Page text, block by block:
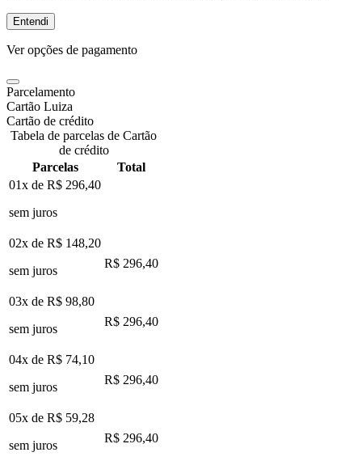
Entendi
Ver opções de pagamento
Parcelamento
Cartão Luiza
Cartão de crédito
Tabela de parcelas de Cartão
de crédito
Parcelas
Total
01x de R$ 296,40
sem juros
02x de R$ 148,20
sem juros
R$ 296,40
03x de R$ 98,80
sem juros
R$ 296,40
04x de R$ 74,10
sem juros
R$ 296,40
05x de R$ 59,28
sem juros
R$ 296,40